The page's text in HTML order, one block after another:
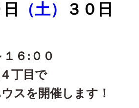
（土）
３０日
１６:００
丁目で
スを 開催します！